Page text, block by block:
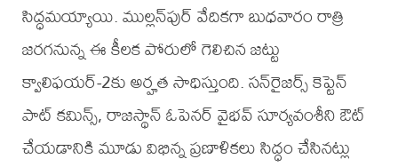
సిద్ధమయ్యాయి. ముల్లన్‌పుర్ వేదికగా బుధవారం రాత్రి
జరగనున్న ఈ కీలక పోరులో గెలిచిన జట్టు
క్వాలిఫయర్‌-2కు అర్హత సాధిస్తుంది. సన్‌రైజర్స్ కెప్టెన్
పాట్ కమిన్స్, రాజస్థాన్ ఓపెనర్ వైభవ్ సూర్యవంశీని ఔట్
చేయడానికి మూడు విభిన్న ప్రణాళికలు సిద్ధం చేసినట్లు